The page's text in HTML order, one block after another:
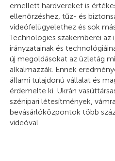
emellett hardvereket is
ellenőrzéshez, tűz- és
videófelügyelethez és sok
Technologies szakemberei az
irányzatainak és
új megoldásokat az üzletág
alkalmazzák. Ennek
állami tulajdonú vállalat és
érdemelte ki. Ukrán
szénipari létesítmények,
bevásárlóközpontok több
videóval.